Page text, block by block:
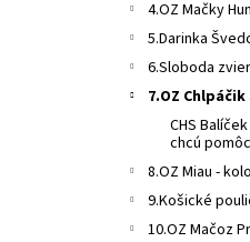
4.OZ Mačky
5.Darinka
6.Sloboda
7.OZ
CHS
chcú
8.OZ Miau -
9.Košické
10.OZ Mačoz
MF NUEVO DOG
MENUE
MALÚ FARMU.